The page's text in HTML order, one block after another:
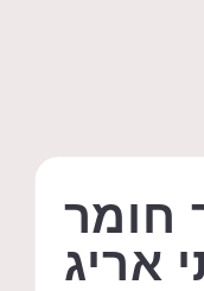
חומר
אריג